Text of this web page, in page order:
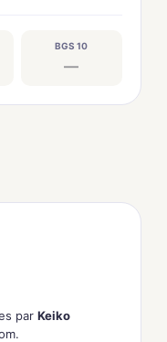
BGS 10
—
par Keiko